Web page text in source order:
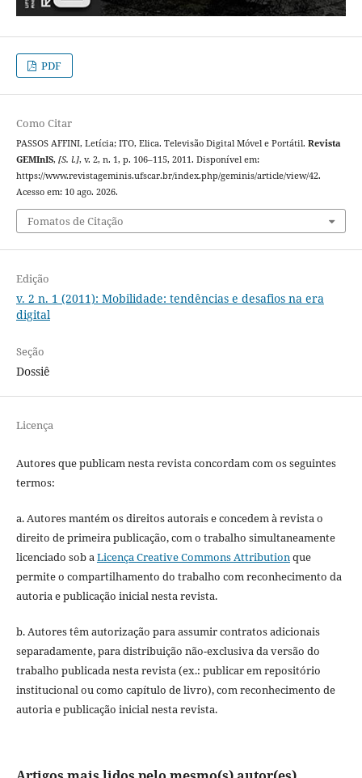
PDF
Como Citar
PASSOS AFFINI, Letícia; ITO, Elica. Televisão Digital Móvel e Portátil. Revista
GEMInIS, [S. l.], v. 2, n. 1, p. 106–115, 2011. Disponível em:
https://www.revistageminis.ufscar.br/index.php/geminis/article/view/42.
Acesso em: 10 ago. 2026.
Fomatos de Citação
Edição
v. 2 n. 1 (2011): Mobilidade: tendências e desafios na era
digital
Seção
Dossiê
Licença
Autores que publicam nesta revista concordam com os seguintes
termos:
a. Autores mantém os direitos autorais e concedem à revista o
direito de primeira publicação, com o trabalho simultaneamente
licenciado sob aLicença Creative Commons Attributionque
permite o compartilhamento do trabalho com reconhecimento da
autoria e publicação inicial nesta revista.
b. Autores têm autorização para assumir contratos adicionais
separadamente, para distribuição não-exclusiva da versão do
trabalho publicada nesta revista (ex.: publicar em repositório
institucional ou como capítulo de livro), com reconhecimento de
autoria e publicação inicial nesta revista.